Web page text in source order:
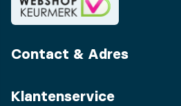
Contact & Adres
Klantenservice